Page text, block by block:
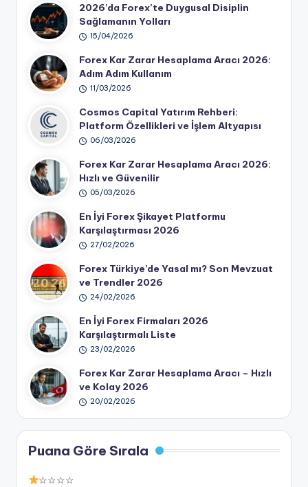
2026’da Forex’te Duygusal Disiplin
Sağlamanın Yolları
15/04/2026
Forex Kar Zarar Hesaplama Aracı 2026:
Adım Adım Kullanım
11/03/2026
Cosmos Capital Yatırım Rehberi:
Platform Özellikleri ve İşlem Altyapısı
06/03/2026
Forex Kar Zarar Hesaplama Aracı 2026:
Hızlı ve Güvenilir
05/03/2026
En İyi Forex Şikayet Platformu
Karşılaştırması 2026
27/02/2026
Forex Türkiye’de Yasal mı? Son Mevzuat
ve Trendler 2026
24/02/2026
En İyi Forex Firmaları 2026
Karşılaştırmalı Liste
23/02/2026
Forex Kar Zarar Hesaplama Aracı – Hızlı
ve Kolay 2026
20/02/2026
Puana Göre Sırala
☆☆☆☆